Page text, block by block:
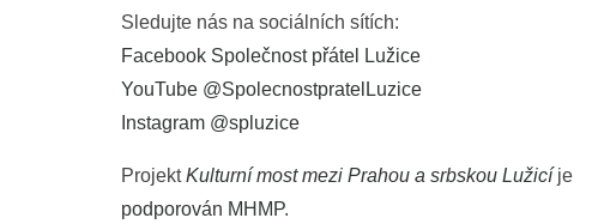
Sledujte nás na sociálních sítích:
Facebook Společnost přátel Lužice
YouTube @SpolecnostpratelLuzice
Instagram @spluzice
ProjektKulturní most mezi Prahou a srbskou Lužicíje
podporován MHMP.